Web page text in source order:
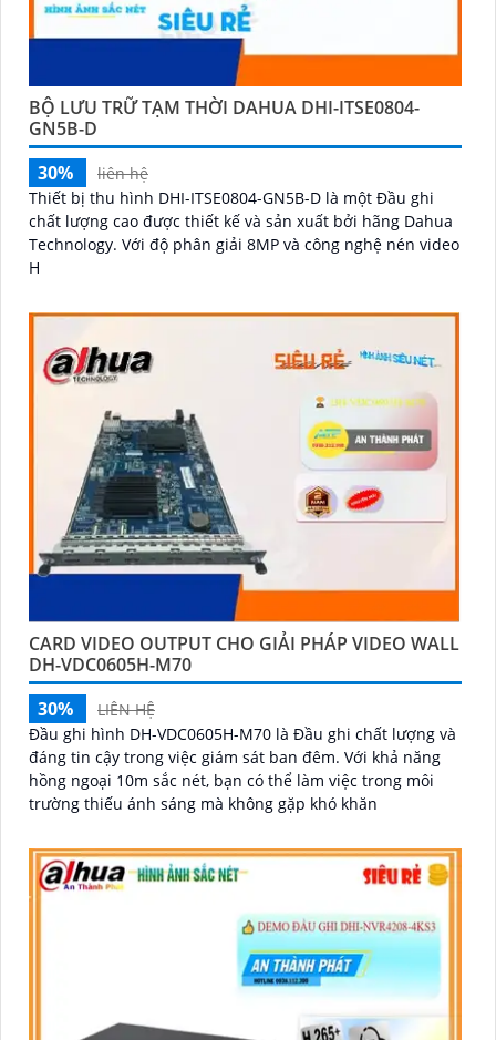
BỘ LƯU TRỮ TẠM THỜI DAHUA DHI-ITSE0804-
GN5B-D
30%
liên hệ
Thiết bị thu hình DHI-ITSE0804-GN5B-D là một Đầu ghi
chất lượng cao được thiết kế và sản xuất bởi hãng Dahua
Technology. Với độ phân giải 8MP và công nghệ nén video
H
CARD VIDEO OUTPUT CHO GIẢI PHÁP VIDEO WALL
DH-VDC0605H-M70
30%
LIÊN HỆ
Đầu ghi hình DH-VDC0605H-M70 là Đầu ghi chất lượng và
đáng tin cậy trong việc giám sát ban đêm. Với khả năng
hồng ngoại 10m sắc nét, bạn có thể làm việc trong môi
trường thiếu ánh sáng mà không gặp khó khăn